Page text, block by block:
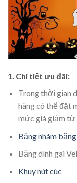
1. Chi tiết ưu đãi:
Trong thời gian
hàng có thể đặt
mức giá giảm từ
Băng nhám
Băng dính gai
Khuy nút cúc